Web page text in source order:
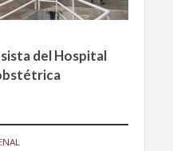
del Hospital